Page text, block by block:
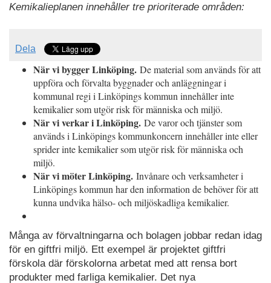
Kemikalieplanen innehåller tre prioriterade områden:
Dela
När vi bygger Linköping. De material som används för att
uppföra och förvalta byggnader och anläggningar i
kommunal regi i Linköpings kommun innehåller inte
kemikalier som utgör risk för människa och miljö.
När vi verkar i Linköping. De varor och tjänster som
används i Linköpings kommunkoncern innehåller inte eller
sprider inte kemikalier som utgör risk för människa och
miljö.
När vi möter Linköping. Invånare och verksamheter i
Linköpings kommun har den information de behöver för att
kunna undvika hälso- och miljöskadliga kemikalier.
Många av förvaltningarna och bolagen jobbar redan idag
för en giftfri miljö. Ett exempel är projektet giftfri
förskola där förskolorna arbetat med att rensa bort
produkter med farliga kemikalier. Det nya